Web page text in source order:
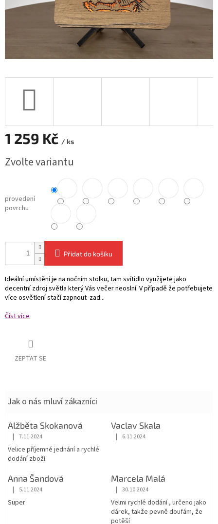
1 259 Kč / ks
cena:
Zvolte variantu
provedení
povrchu
Přidat do košíku
Ideální umístění je na nočním stolku, tam svítidlo využijete jako
decentní zdroj světla který Vás večer neoslní. V případě že potřebujete
více osvětlení stačí zapnout zad...
Číst více
ZEPTAT SE
Jak o nás mluví zákazníci
Alžběta Skokanová
Hodnocení obchodu je 5 z 5 hvězdiček.
| 7.11.2024
Velice příjemné jednání a rychlé
dodání zboží.
Vaclav Skala
Hodnocení obchodu je 5 z 5
| 6.11.2024
Anna Šandová
Hodnocení obchodu je 5 z 5 hvězdiček.
| 5.11.2024
Super
Marcela Malá
Hodnocení obchodu je 5 z 5
| 30.10.2024
Velmi rychlé dodání , určeno jako
dárek, takže pevně doufám, že
potěší